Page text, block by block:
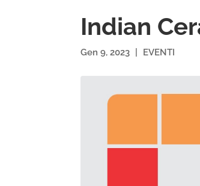
Indian
Gen 9, 2023 EVENTI